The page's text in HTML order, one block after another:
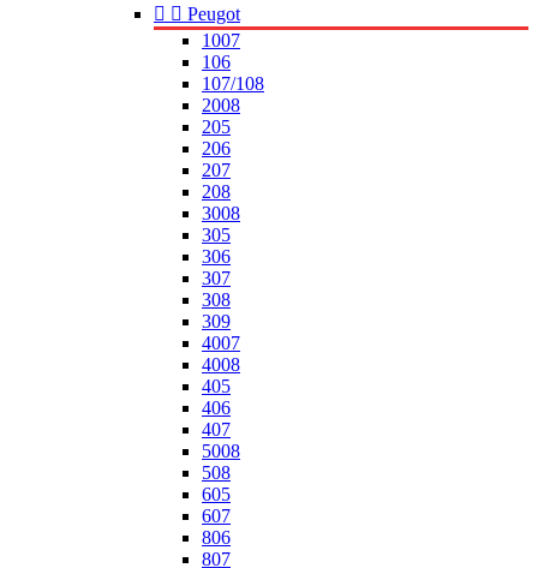
  Peugot
1007
106
107/108
2008
205
206
207
208
3008
305
306
307
308
309
4007
4008
405
406
407
5008
508
605
607
806
807